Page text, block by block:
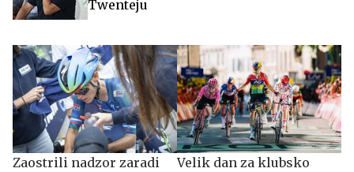
Twenteju
Zaostrili nadzor zaradi
Velik dan za klubsko